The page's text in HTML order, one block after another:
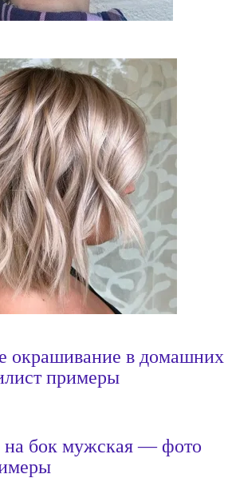
окрашивание в домашних
примеры
на бок мужская — фото